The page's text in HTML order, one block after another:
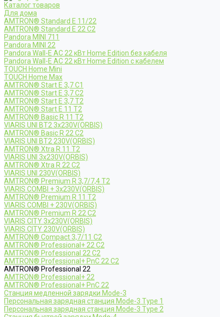
Каталог товаров
Для дома
AMTRON® Standard E 11/22
AMTRON® Standard E 22 C2
Pandora MINI 711
Pandora MINI 22
Pandora Wall-E AC 22 кВт Home Edition без кабеля
Pandora Wall-E AC 22 кВт Home Edition с кабелем
TOUCH Home Mini
TOUCH Home Max
AMTRON® Start E 3,7 C1
AMTRON® Start E 3,7 C2
AMTRON® Start E 3,7 T2
AMTRON® Start E 11 T2
AMTRON® Basic R 11 T2
VIARIS UNI BT2 3x230V(ORBIS)
AMTRON® Basic R 22 C2
VIARIS UNI BT2 230V(ORBIS)
AMTRON® Xtra R 11 T2
VIARIS UNI 3x230V(ORBIS)
AMTRON® Xtra R 22 C2
VIARIS UNI 230V(ORBIS)
AMTRON® Premium R 3,7/7,4 T2
VIARIS COMBI + 3x230V(ORBIS)
AMTRON® Premium R 11 T2
VIARIS COMBI + 230V(ORBIS)
AMTRON® Premium R 22 C2
VIARIS CITY 3x230V(ORBIS)
VIARIS CITY 230V(ORBIS)
AMTRON® Compact 3,7/11 C2
AMTRON® Professional+ 22 C2
AMTRON® Professional 22 C2
AMTRON® Professional+ PnC 22 C2
AMTRON® Professional 22
AMTRON® Professional+ 22
AMTRON® Professional+ PnC 22
Станция медленной зарядки Mode-3
Персональная зарядная станция Mode-3 Type 1
Персональная зарядная станция Mode-3 Type 2